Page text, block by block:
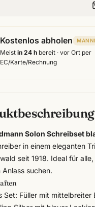
Kostenlos abholen
Meist in 24 h bereit · vor Ort per
EC/Karte/Rechnung
Solon Schreibset
in einem eleganten
seit 1918. Ideal für
suchen.
Set: Füller mit mittelbreiter